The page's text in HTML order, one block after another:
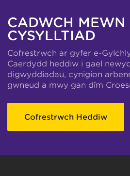
CADWCH MEWN
CYSYLLTIAD
Cofrestrwch ar gyfer e-
Caerdydd heddiw i gael
digwyddiadau, cynigion
gwneud a mwy gan dîm
Cofrestrwch Heddiw